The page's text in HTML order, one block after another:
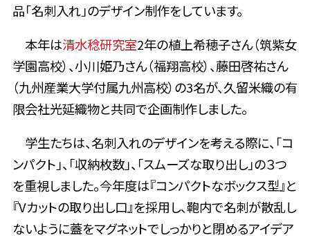
品「名刺入れ」のデザイン制作をしています。
本年は清水稔研究室2年の植上希穂子さん（筑紫女
学園高校）、小川姫乃さん（福翔高校）、藤田啓祐さん
（九州産業大学付属九州高校）の3名が、久留米織の有
限会社光延織物と共同で企画制作しました。
学生たちは、名刺入れのデザインを考える際に、「コ
ンパクト」、「収納枚数」、「スムーズな取り出し」の３つ
を重視しました。今年度は『コンパクトなボックス型』と
『Vカットの取り出し口』を採用し、鞄内で名刺が散乱し
ないように蓋をマグネットでしっかりと閉めるアイデア